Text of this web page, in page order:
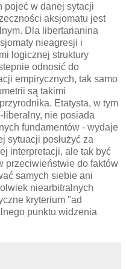
pojeć w danej sytacji
aksjomatu jest
Dla libertarianina
nieagresji i
logicznej struktury
odnosić do
empirycznych, tak samo
są takimi
Etatysta, w tym
liberalny, nie posiada
fundamentów - wydaje
sytuacji posłużyć za
interpretacji, ale tak być
przeciwieństwie do faktów
samych siebie ani
niearbitralnych
kryterium "ad
punktu widzenia